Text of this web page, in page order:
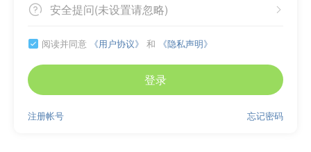
 
安全提问(未设置请忽略)
 阅读并同意 《用户协议》 和 《隐私声明》
登录
忘记密码
注册帐号